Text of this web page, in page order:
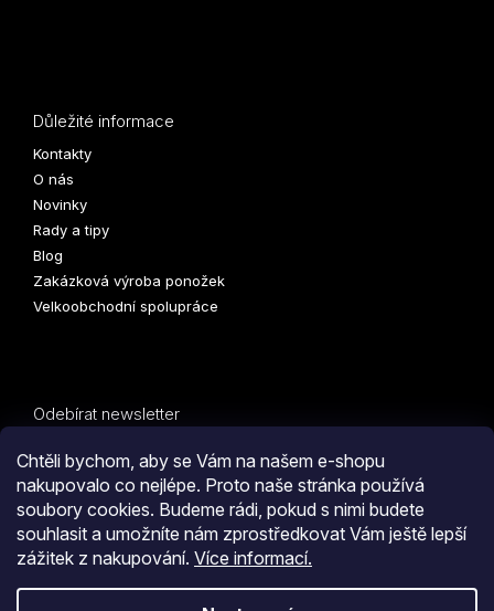
Chtěli bychom, aby se Vám na našem e-shopu
nakupovalo co nejlépe. Proto naše stránka používá
soubory cookies. Budeme rádi, pokud s nimi budete
souhlasit a umožníte nám zprostředkovat Vám ještě lepší
zážitek z nakupování. Více informací.
Důležité informace
Kontakty
O nás
Novinky
Rady a tipy
Blog
Zakázková výroba ponožek
Velkoobchodní spolupráce
Odebírat newsletter
Vložte svůj e-mail a my vám budeme zasílat informace o
nových produktech na našem e-shopu.
E-mail